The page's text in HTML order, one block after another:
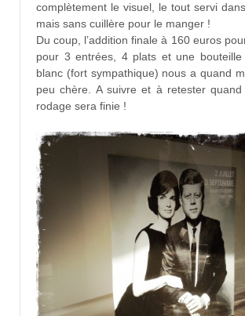
complètement le visuel, le tout servi
mais sans cuillère pour le manger !
Du coup, l’addition finale à 160 euros
pour 3 entrées, 4 plats et une bouteille
blanc (fort sympathique) nous a quand
peu chère. A suivre et à retester
rodage sera finie !